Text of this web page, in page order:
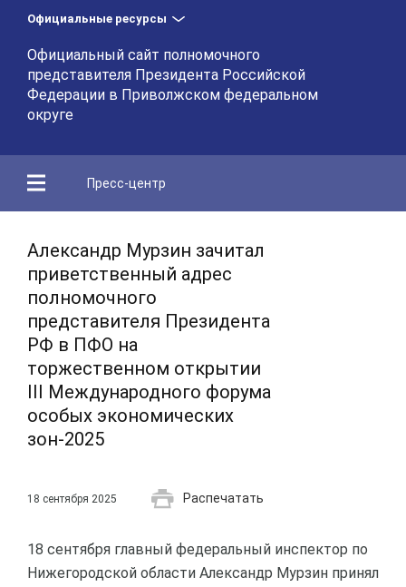
Официальные ресурсы
Официальный сайт полномочного
представителя Президента Российской
Федерации в Приволжском федеральном
округе
Пресс-центр
Александр Мурзин зачитал
приветственный адрес
полномочного
представителя Президента
РФ в ПФО на
торжественном открытии
III Международного форума
особых экономических
зон-2025
18 сентября 2025 Распечатать
18 сентября главный федеральный инспектор по
Нижегородской области Александр Мурзин принял